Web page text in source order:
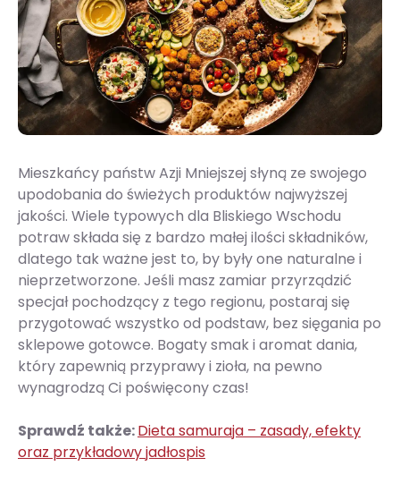
Mieszkańcy państw Azji Mniejszej słyną ze swojego
upodobania do świeżych produktów najwyższej
jakości. Wiele typowych dla Bliskiego Wschodu
potraw składa się z bardzo małej ilości składników,
dlatego tak ważne jest to, by były one naturalne i
nieprzetworzone. Jeśli masz zamiar przyrządzić
specjał pochodzący z tego regionu, postaraj się
przygotować wszystko od podstaw, bez sięgania po
sklepowe gotowce. Bogaty smak i aromat dania,
który zapewnią przyprawy i zioła, na pewno
wynagrodzą Ci poświęcony czas!
Sprawdź także:Dieta samuraja – zasady, efekty
oraz przykładowy jadłospis